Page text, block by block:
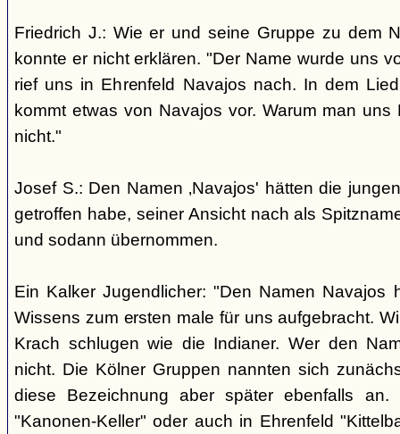
Friedrich J.: Wie er und seine Gruppe zu dem
konnte er nicht erklären. "Der Name wurde uns
rief uns in Ehrenfeld Navajos nach. In dem
kommt etwas von Navajos vor. Warum man
nicht."
Josef S.: Den Namen ‚Navajos' hätten die
getroffen habe, seiner Ansicht nach als
und sodann übernommen.
Ein Kalker Jugendlicher: "Den Namen Navajos
Wissens zum ersten male für uns aufgebracht.
Krach schlugen wie die Indianer. Wer den
nicht. Die Kölner Gruppen nannten sich
diese Bezeichnung aber später ebenfalls
"Kanonen-Keller" oder auch in Ehrenfeld